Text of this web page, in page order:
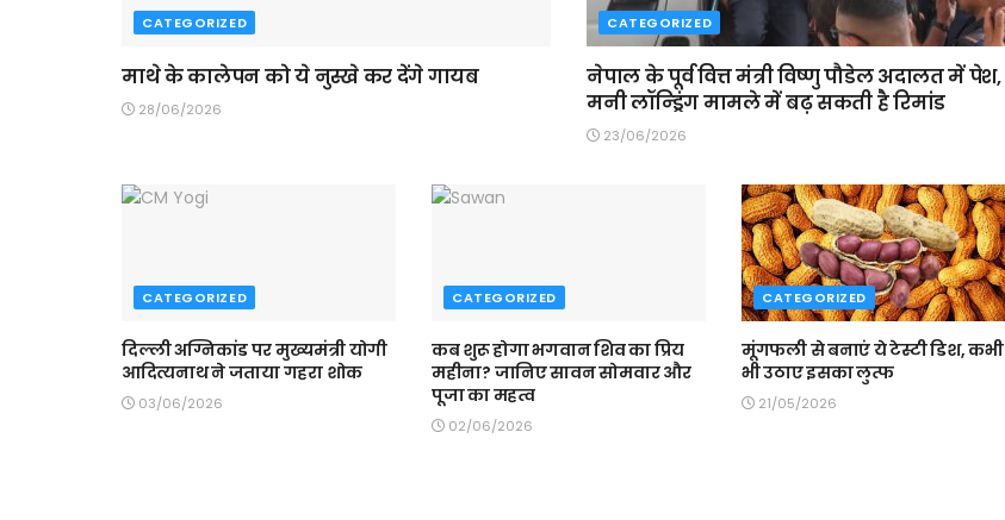
CATEGORIZED
माथे के कालेपन को ये नुस्खे कर देंगे गायब
28/06/2026
CATEGORIZED
नेपाल के पूर्व वित्त मंत्री विष्णु पौडेल अदालत में पेश,
मनी लॉन्ड्रिंग मामले में बढ़ सकती है रिमांड
23/06/2026
CATEGORIZED
दिल्ली अग्निकांड पर मुख्यमंत्री योगी
आदित्यनाथ ने जताया गहरा शोक
03/06/2026
CATEGORIZED
कब शुरू होगा भगवान शिव का प्रिय
महीना? जानिए सावन सोमवार और
पूजा का महत्व
02/06/2026
CATEGORIZED
मूंगफली से बनाएं ये टेस्टी डिश, कभी
भी उठाए इसका लुत्फ
21/05/2026